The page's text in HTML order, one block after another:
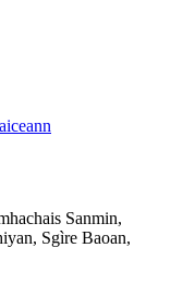
Sanmin,
Sgìre Baoan,